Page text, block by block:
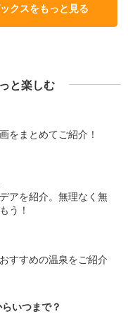
クスをもっと見る
と楽しむ
をまとめてご紹介！
アを紹介。無理なく無
う！
すすめの温泉をご紹介
いつまで？